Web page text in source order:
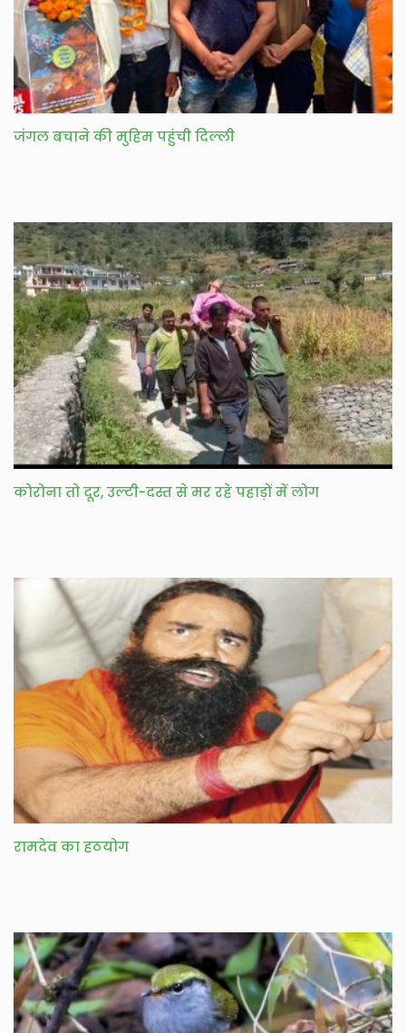
जंगल बचाने की मुहिम पहुंची दिल्ली
कोरोना तो दूर, उल्टी-दस्त से मर रहे पहाड़ों में लोग
रामदेव का हठयोग